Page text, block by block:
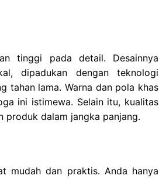
tinggi pada detail. Desainnya
dipadukan dengan teknologi
tahan lama. Warna dan pola khas
ini istimewa. Selain itu, kualitas
produk dalam jangka panjang.
mudah dan praktis. Anda hanya